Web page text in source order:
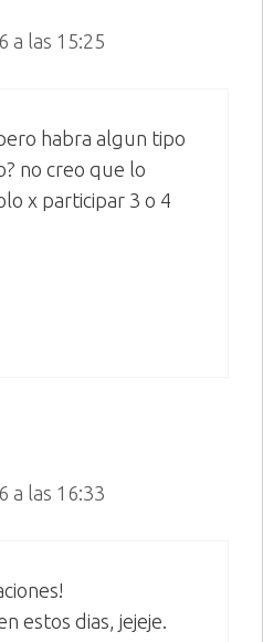
a las 15:25
habra algun tipo
no creo que lo
x participar 3 o 4
a las 16:33
estos dias, jejeje.